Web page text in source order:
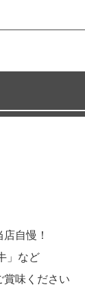
自慢！
」など
味ください